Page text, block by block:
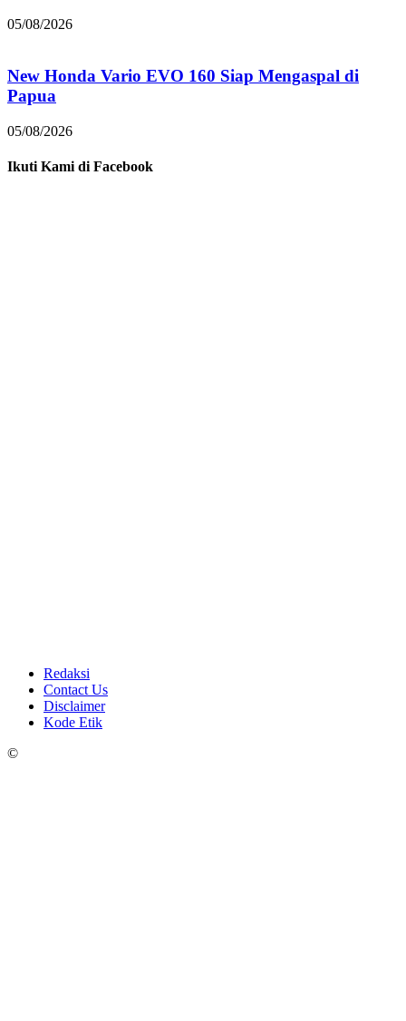
05/08/2026
New Honda Vario EVO 160 Siap Mengaspal di
Papua
05/08/2026
Ikuti Kami di Facebook
Redaksi
Contact Us
Disclaimer
Kode Etik
©